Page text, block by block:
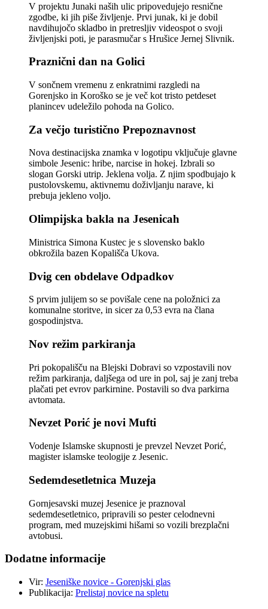
V projektu Junaki naših ulic pripovedujejo resnične
zgodbe, ki jih piše življenje. Prvi junak, ki je dobil
navdihujočo skladbo in pretresljiv videospot o svoji
življenjski poti, je parasmučar s Hrušice Jernej Slivnik.
Praznični dan na Golici
V sončnem vremenu z enkratnimi razgledi na
Gorenjsko in Koroško se je več kot tristo petdeset
planincev udeležilo pohoda na Golico.
Za večjo turistično Prepoznavnost
Nova destinacijska znamka v logotipu vključuje glavne
simbole Jesenic: hribe, narcise in hokej. Izbrali so
slogan Gorski utrip. Jeklena volja. Z njim spodbujajo k
pustolovskemu, aktivnemu doživljanju narave, ki
prebuja jekleno voljo.
Olimpijska bakla na Jesenicah
Ministrica Simona Kustec je s slovensko baklo
obkrožila bazen Kopališča Ukova.
Dvig cen obdelave Odpadkov
S prvim julijem so se povišale cene na položnici za
komunalne storitve, in sicer za 0,53 evra na člana
gospodinjstva.
Nov režim parkiranja
Pri pokopališču na Blejski Dobravi so vzpostavili nov
režim parkiranja, daljšega od ure in pol, saj je zanj treba
plačati pet evrov parkirnine. Postavili so dva parkirna
avtomata.
Nevzet Porić je novi Mufti
Vodenje Islamske skupnosti je prevzel Nevzet Porić,
magister islamske teologije z Jesenic.
Sedemdesetletnica Muzeja
Gornjesavski muzej Jesenice je praznoval
sedemdesetletnico, pripravili so pester celodnevni
program, med muzejskimi hišami so vozili brezplačni
avtobusi.
Dodatne informacije
Vir: Jeseniške novice - Gorenjski glas
Publikacija: Prelistaj novice na spletu